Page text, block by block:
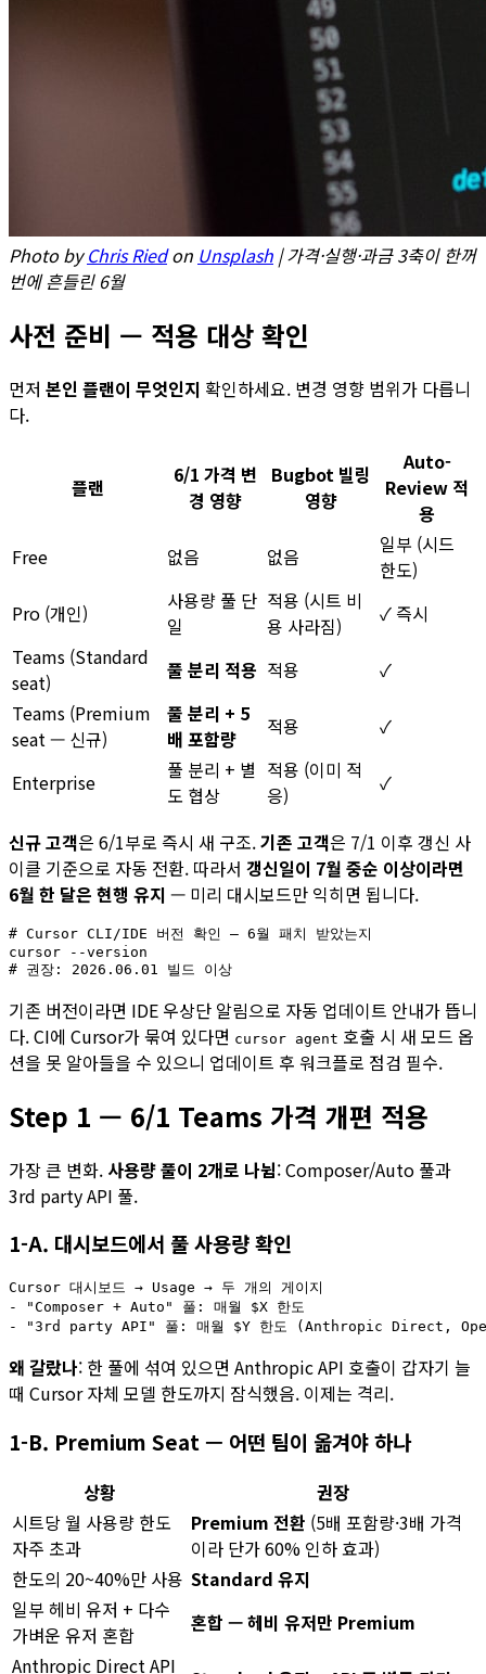
Photo byChris Riedon Unsplash | 가격·실행·과금 3축이 한꺼
번에 흔들린 6월
사전 준비 — 적용 대상 확인
먼저 본인 플랜이 무엇인지 확인하세요. 변경 영향 범위가 다릅니
다.
플랜
6/1 가격 변
경 영향
Bugbot 빌링
영향
Auto-
Review 적
용
Free
없음 없음
일부 (시드
한도)
Pro (개인)
사용량 풀 단
일
적용 (시트 비
용 사라짐)
✓ 즉시
Teams (Standard
seat)
풀 분리 적용 적용
✓
Teams (Premium
seat — 신규)
풀 분리 + 5
배 포함량
적용 ✓
Enterprise
풀 분리 + 별
도 협상
적용 (이미 적
응)
✓
신규 고객은 6/1부로 즉시 새 구조.기존 고객은 7/1 이후 갱신 사
이클 기준으로 자동 전환. 따라서 갱신일이 7월 중순 이상이라면
6월 한 달은 현행 유지 — 미리 대시보드만 익히면 됩니다.
# Cursor CLI/IDE 버전 확인 — 6월 패치 받았는지
cursor --version
기존 버전이라면 IDE 우상단 알림으로 자동 업데이트 안내가 뜹니
다. CI에 Cursor가 묶여 있다면 cursor agent 호출 시 새 모드 옵
션을 못 알아들을 수 있으니 업데이트 후 워크플로 점검 필수.
Step 1 — 6/1 Teams 가격 개편 적용
가장 큰 변화. 사용량 풀이 2개로 나뉨: Composer/Auto 풀과
3rd party API 풀.
1-A. 대시보드에서 풀 사용량 확인
Cursor 대시보드 → Usage → 두 개의 게이지
- "Composer + Auto" 풀: 매월 $X 한도
왜 갈랐나: 한 풀에 섞여 있으면 Anthropic API 호출이 갑자기 늘
때 Cursor 자체 모델 한도까지 잠식했음. 이제는 격리.
1-B. Premium Seat — 어떤 팀이 옮겨야 하나
상황
권장
시트당 월 사용량 한도
자주 초과
Premium 전환 (5배 포함량·3배 가격
이라 단가 60% 인하 효과)
한도의 20~40%만 사용 Standard 유지
일부 헤비 유저 + 다수
가벼운 유저 혼합
혼합 — 헤비 유저만 Premium
Anthropic Direct API